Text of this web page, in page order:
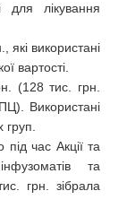
для лікування
які використані
вартості.
(128 тис. грн.
Використані
час Акції та
та
грн. зібрала